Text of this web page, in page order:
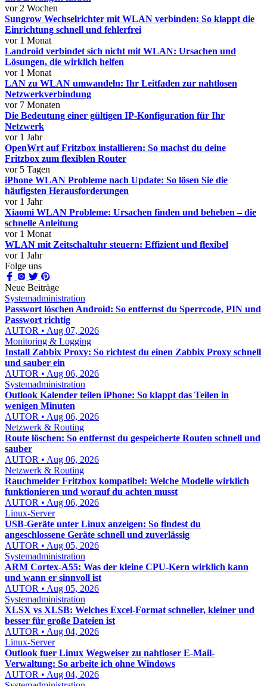
vor 2 Wochen
Sungrow Wechselrichter mit WLAN verbinden: So klappt die
Einrichtung schnell und fehlerfrei
vor 1 Monat
Landroid verbindet sich nicht mit WLAN: Ursachen und
Lösungen, die wirklich helfen
vor 1 Monat
LAN zu WLAN umwandeln: Ihr Leitfaden zur nahtlosen
Netzwerkverbindung
vor 7 Monaten
Die Bedeutung einer gültigen IP-Konfiguration für Ihr
Netzwerk
vor 1 Jahr
OpenWrt auf Fritzbox installieren: So machst du deine
Fritzbox zum flexiblen Router
vor 5 Tagen
iPhone WLAN Probleme nach Update: So lösen Sie die
häufigsten Herausforderungen
vor 1 Jahr
Xiaomi WLAN Probleme: Ursachen finden und beheben – die
schnelle Anleitung
vor 1 Monat
WLAN mit Zeitschaltuhr steuern: Effizient und flexibel
vor 1 Jahr
Folge uns
Neue Beiträge
Systemadministration
Passwort löschen Android: So entfernst du Sperrcode, PIN und
Passwort richtig
AUTOR • Aug 07, 2026
Monitoring & Logging
Install Zabbix Proxy: So richtest du einen Zabbix Proxy schnell
und sauber ein
AUTOR • Aug 06, 2026
Systemadministration
Outlook Kalender teilen iPhone: So klappt das Teilen in
wenigen Minuten
AUTOR • Aug 06, 2026
Netzwerk & Routing
Route löschen: So entfernst du gespeicherte Routen schnell und
sauber
AUTOR • Aug 06, 2026
Netzwerk & Routing
Rauchmelder Fritzbox kompatibel: Welche Modelle wirklich
funktionieren und worauf du achten musst
AUTOR • Aug 06, 2026
Linux-Server
USB-Geräte unter Linux anzeigen: So findest du
angeschlossene Geräte schnell und zuverlässig
AUTOR • Aug 05, 2026
Systemadministration
ARM Cortex-A55: Was der kleine CPU-Kern wirklich kann
und wann er sinnvoll ist
AUTOR • Aug 05, 2026
Systemadministration
XLSX vs XLSB: Welches Excel-Format schneller, kleiner und
besser für große Dateien ist
AUTOR • Aug 04, 2026
Linux-Server
Outlook fuer Linux Wegweiser zu nahtloser E-Mail-
Verwaltung: So arbeite ich ohne Windows
AUTOR • Aug 04, 2026